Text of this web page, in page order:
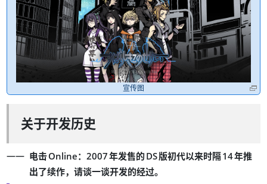
宣传图
关于开发历史
电击Online： 2007年发售的DS版初代以来时隔14年推
出了续作， 请谈一谈开发的经过。